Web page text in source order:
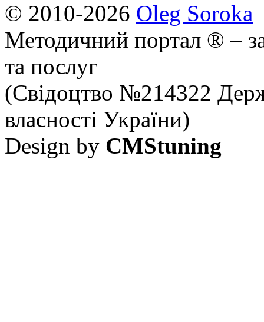
© 2010-2026 Oleg Soroka
Методичний портал ® –
та послуг
(Свідоцтво №214322
власності України)
Design by CMStuning